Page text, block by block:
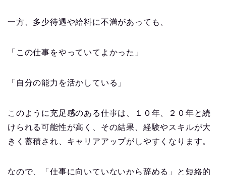
一方、多少待遇や給料に不満があっても、
「この仕事をやっていてよかった」
「自分の能力を活かしている」
このように充足感のある仕事は、１０年、２０年と続
けられる可能性が高く、その結果、経験やスキルが大
きく蓄積され、キャリアアップがしやすくなります。
なので、「仕事に向いていないから辞める」と短絡的